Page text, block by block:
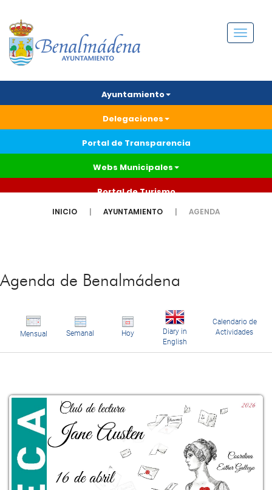
Menú
Ayuntamiento
Delegaciones
Portal de Transparencia
Webs Municipales
Portal de Turismo
INICIO AYUNTAMIENTO AGENDA
Agenda de Benalmádena
Mensual Semanal Hoy
Diary in
English
Calendario de
Actividades